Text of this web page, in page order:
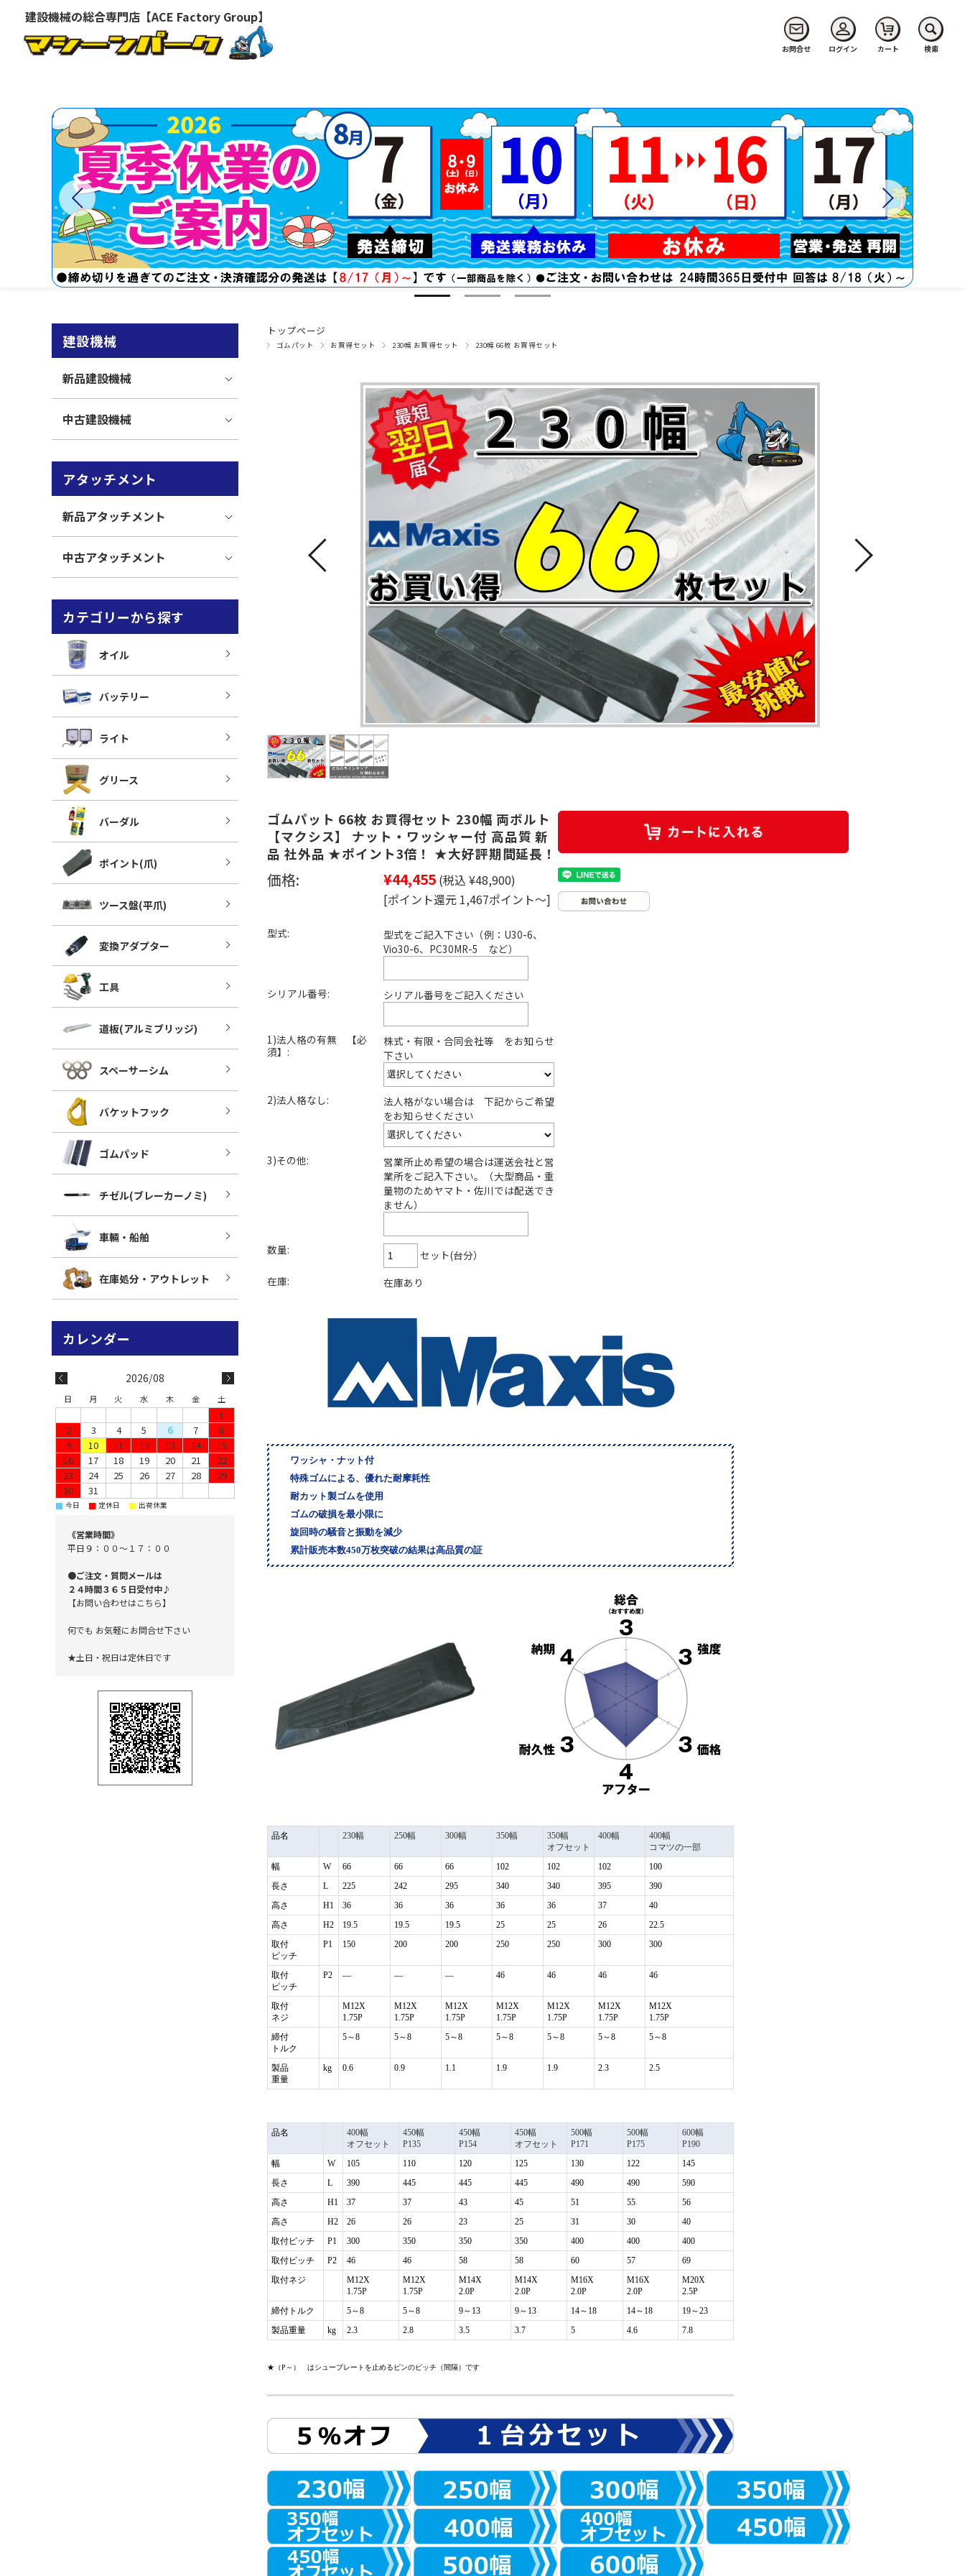
建設機械の総合専門店【ACE Factory Group】
お問合せ ログイン カート 検索
トップページ
ゴムパット お買得セット 230幅 お買得セット 230幅 66枚 お買得セット
ゴムパット 66枚 お買得セット 230幅 両ボルト
【マクシス】 ナット・ワッシャー付 高品質 新
品 社外品 ★ポイント3倍！ ★大好評期間延長！
価格: ¥44,455 (税込 ¥48,900)
[ポイント還元 1,467ポイント～]
型式:
型式をご記入下さい（例：U30-6、
Vio30-6、PC30MR-5 など）
シリアル番号: シリアル番号をご記入ください
1)法人格の有無 【必
須】:
株式・有限・合同会社等 をお知らせ
下さい
2)法人格なし:
法人格がない場合は 下記からご希望
をお知らせください
3)その他:
営業所止め希望の場合は運送会社と営
業所をご記入下さい。（大型商品・重
量物のためヤマト・佐川では配送でき
ません）
数量:
セット(台分）
在庫:
在庫あり
ワッシャ・ナット付
特殊ゴムによる、優れた耐摩耗性
耐カット製ゴムを使用
ゴムの破損を最小限に
旋回時の騒音と振動を減少
累計販売本数450万枚突破の結果は高品質の証
品名 230幅 250幅 300幅 350幅
350幅
オフセット
400幅
400幅
コマツの一部
幅
W 66 66 66 102 102 102
100
長さ
L 225 242 295 340 340 395
390
高さ
H1 36 36 36 36 36 37
40
高さ
H2 19.5 19.5 19.5 25 25 26
22.5
取付
ピッチ
P1 150 200 200 250 250 300 300
取付
ピッチ
P2 ― ― ― 46 46 46 46
取付
ネジ
M12X
1.75P
M12X
1.75P
M12X
1.75P
M12X
1.75P
M12X
1.75P
M12X
1.75P
M12X
1.75P
締付
トルク
5～8 5～8 5～8 5～8 5～8 5～8 5～8
製品
重量
kg 0.6 0.9 1.1 1.9 1.9 2.3 2.5
品名
400幅
オフセット
450幅
P135
450幅
P154
450幅
オフセット
500幅
P171
500幅
P175
600幅
P190
幅
W 105 110 120 125 130 122
145
長さ
L 390 445 445 445 490 490
590
高さ
H1 37 37 43 45 51 55
56
高さ
H2 26 26 23 25 31 30
40
取付ピッチ
P1 300 350 350 350 400 400
400
取付ピッチ
P2 46 46 58 58 60 57
69
取付ネジ
M12X
1.75P
M12X
1.75P
M14X
2.0P
M14X
2.0P
M16X
2.0P
M16X
2.0P
M20X
2.5P
締付トルク
5～8 5～8 9～13 9～13 14～18 14～18
19～23
製品重量
kg 2.3 2.8 3.5 3.7 5 4.6 7.8
★（P～） はシュープレートを止めるピンのピッチ（間隔）です
建設機械
新品建設機械
中古建設機械
アタッチメント
新品アタッチメント
中古アタッチメント
カテゴリーから探す
オイル
バッテリー
ライト
グリース
バーダル
ポイント(爪)
ツース盤(平爪)
変換アダプター
工具
道板(アルミブリッジ)
スペーサーシム
バケットフック
ゴムパッド
チゼル(ブレーカーノミ)
車輛・船舶
在庫処分・アウトレット
2026/08
日 月 火 水 木 金 土
1
2
3 4 5 6 7
8
9
10 11 12 13 14
15
16
17 18 19 20 21
22
23
24 25 26 27 28
29
30
31
■ 今日 ■ 定休日 ■ 出荷休業
《営業時間》
平日９：００～１７：００
●ご注文・質問メールは
２４時間３６５日受付中♪
【お問い合わせはこちら】
何でも お気軽にお問合せ下さい
★土日・祝日は定休日です